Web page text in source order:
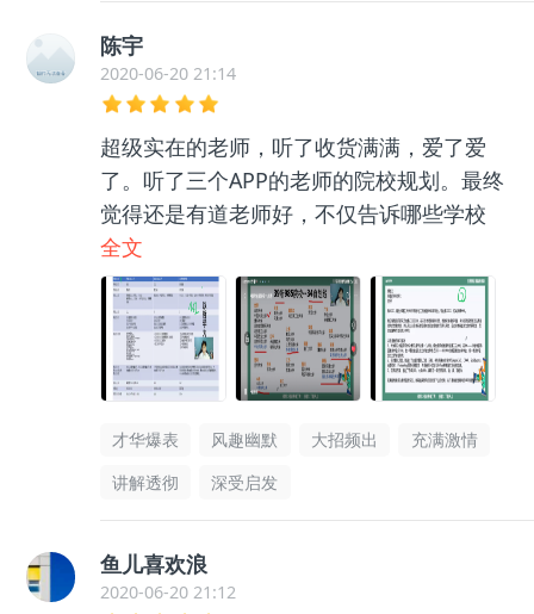
陈宇
2020-06-20 21:14
超级实在的老师，听了收货满满，爱了爱
了。听了三个APP的老师的院校规划。最终
觉得还是有道老师好，不仅告诉哪些学校
好，还教我们自己选择院校的方法？😁😁
😁老师辛苦啦！连初试过了联系老师的邮
件模板都有，优秀！
全文
才华爆表 风趣幽默 大招频出
充满激情
讲解透彻
深受启发
鱼儿喜欢浪
2020-06-20 21:12